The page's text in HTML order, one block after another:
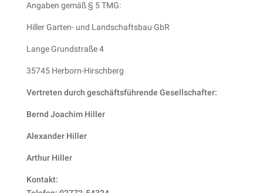
Angaben gemäß § 5 TMG:
Hiller Garten- und Landschaftsbau GbR
Lange Grundstraße 4
35745 Herborn-Hirschberg
Vertreten durch geschäftsführende Gesellschafter:
Bernd Joachim Hiller
Alexander Hiller
Arthur Hiller
Kontakt: